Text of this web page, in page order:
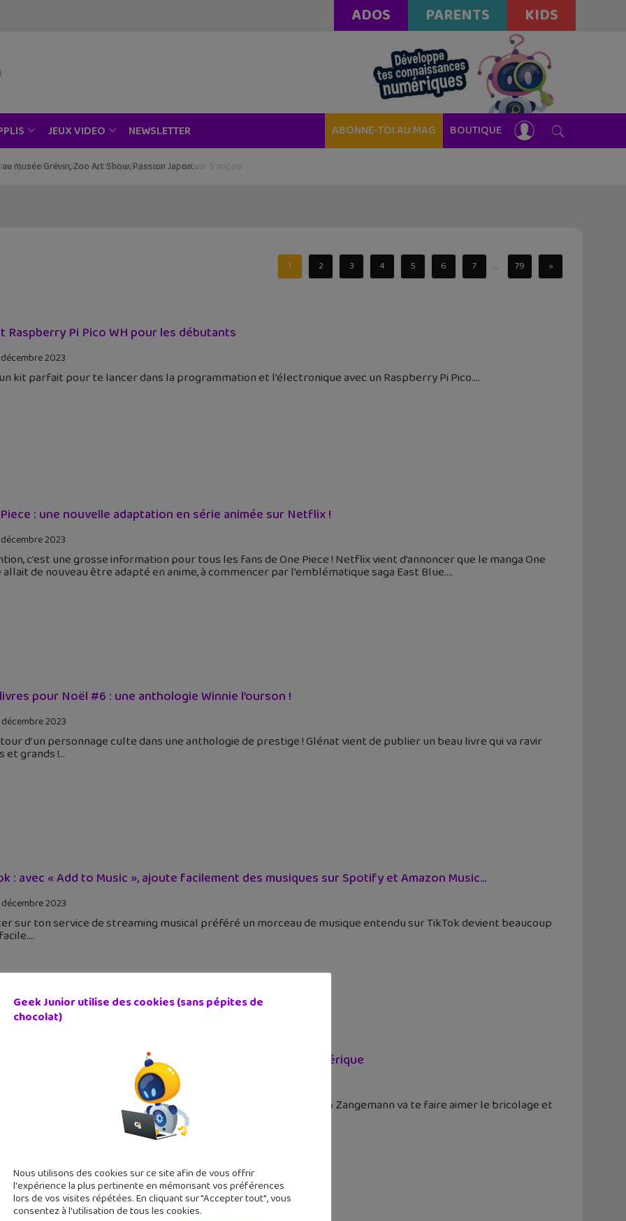
ADOS PARENTS KIDS
JEUX VIDEO NEWSLETTER ABONNE-TOI AU MAG BOUTIQUE
musée Grévin, Zoo Art Show, Passion Japon…
1 2 3 4 5 6 7 ... 79 »
Raspberry Pi Pico WH pour les débutants
2023
kit parfait pour te lancer dans la programmation et l’électronique avec un Raspberry Pi Pico.
: une nouvelle adaptation en série animée sur Netflix !
2023
c’est une grosse information pour tous les fans de One Piece ! Netflix vient d’annoncer que le manga One
allait de nouveau être adapté en anime, à commencer par l’emblématique saga East Blue.
pour Noël #6 : une anthologie Winnie l’ourson !
décembre 2023
d’un personnage culte dans une anthologie de prestige ! Glénat vient de publier un beau livre qui va ravir
et grands !
: avec « Add to Music », ajoute facilement des musiques sur Spotify et Amazon Music...
décembre 2023
sur ton service de streaming musical préféré un morceau de musique entendu sur TikTok devient beaucoup
pour Noël #5 : Ada & Zangemann, un conte sur le numérique
sur les logiciels, le skateboard et la glace à la framboise. Ada & Zangemann va te faire aimer le bricolage et
!
Geek Junior utilise des cookies (sans pépites de
chocolat)
Nous utilisons des cookies sur ce site afin de vous offrir
l'expérience la plus pertinente en mémorisant vos préférences
lors de vos visites répétées. En cliquant sur "Accepter tout", vous
consentez à l'utilisation de tous les cookies.